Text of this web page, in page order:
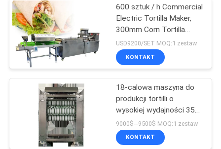
Linia do produkcji
soków owocowych
38
Linia do
600 sztuk / h Commercial
Electric Tortilla Maker,
300mm Corn Tortilla
Maker Machine
USD9200/SET MOQ:1 zestaw
KONTAKT
18-calowa maszyna do
produkcji tortilli o
wysokiej wydajności 35
kg / h
9000$---9500$ MOQ:1 zestaw
KONTAKT